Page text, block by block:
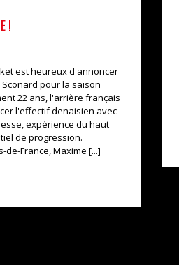
!
est heureux d'annoncer
pour la saison
22 ans, l'arrière français
l'effectif denaisien avec
expérience du haut
de progression.
de-France, Maxime [...]